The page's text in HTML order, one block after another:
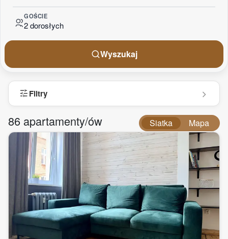
GOŚCIE
2 dorosłych
Wyszukaj
tuneFiltry
86 apartamenty/ów Siatka Mapa